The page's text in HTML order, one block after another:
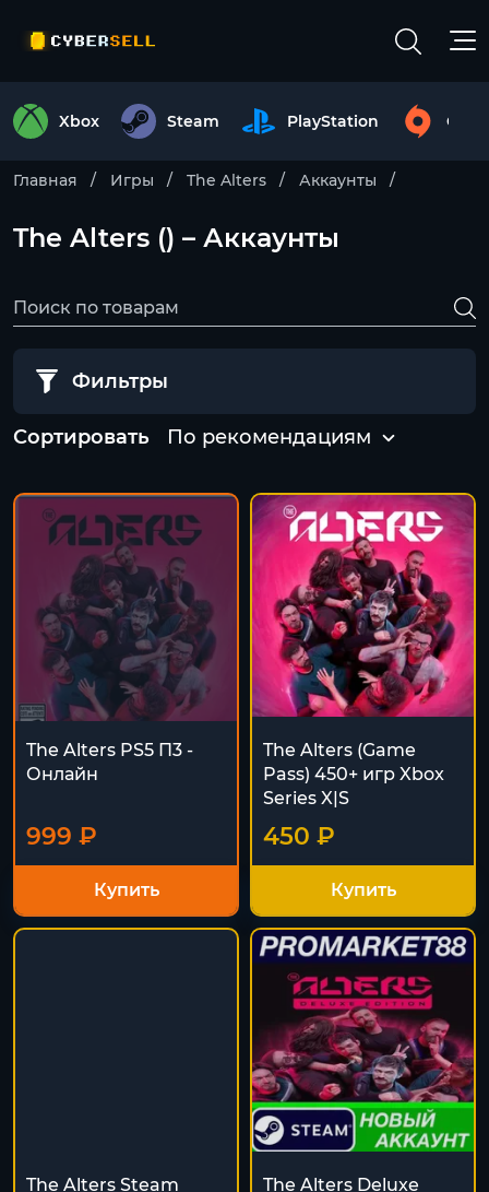
Xbox Steam PlayStation
Главная Игры The Alters Аккаунты
The Alters () – Аккаунты
Фильтры
Сортировать По рекомендациям
The Alters PS5 П3 -
Онлайн
999 ₽
Купить
The Alters (Game
Pass) 450+ игр Xbox
Series X|S
450 ₽
Купить
The Alters Steam
The Alters Deluxe